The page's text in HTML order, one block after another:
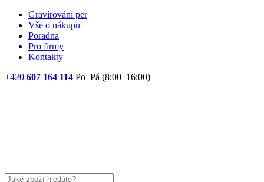
Gravírování per
Vše o nákupu
Poradna
Pro firmy
Kontakty
+420 607 164 114 Po–Pá (8:00–16:00)